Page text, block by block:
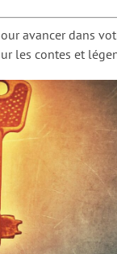
avancer dans
les contes et